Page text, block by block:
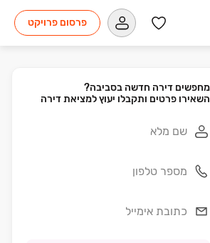
פרסום פרויקט
השאירו פרטים ותקבלו יעוץ למציאת דירה